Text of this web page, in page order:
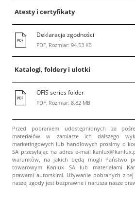
Atesty i certyfikaty
Deklaracja zgodności
PDF, Rozmiar: 94.53 KB
Katalogi, foldery i ulotki
OFIS series folder
PDF, Rozmiar: 8.82 MB
Przed pobraniem udostępnionych za
materiałów w zamiarze ich dalszego
marketingowych lub handlowych prosimy o
SA przesyłając na adres e-mail
warunków, na jakich będą mogli Państwo
towarowym Kanlux SA lub materiałami
prawami autorskimi. Używanie pobranych z
naszej zgody jest bezprawne i narusza nasze